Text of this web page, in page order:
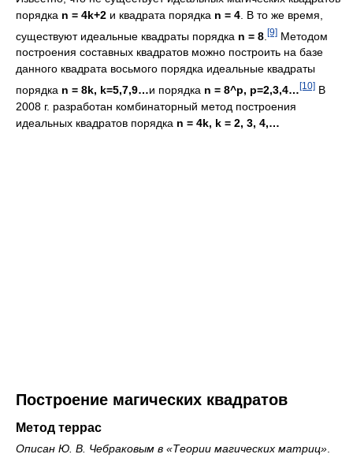
порядка n = 4k+2 и квадрата порядка n = 4 . В то же время,
существуют идеальные квадраты порядка n = 8 [9] Методом
построения составных квадратов можно построить на базе
данного квадрата восьмого порядка идеальные квадраты
порядка n = 8k, k=5,7,9…и порядка n = 8^p, p=2,3,4… [10] В
2008 г. разработан комбинаторный метод построения
идеальных квадратов порядка n = 4k, k = 2, 3, 4,…
Построение магических квадратов
Метод террас
Описан Ю. В. Чебраковым в «Теории магических матриц»